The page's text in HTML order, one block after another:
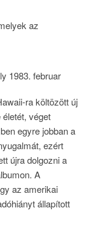
az
ra költözött új
véget
egyre jobban a
ezért
újra dolgozni a
A
az amerikai
állapított